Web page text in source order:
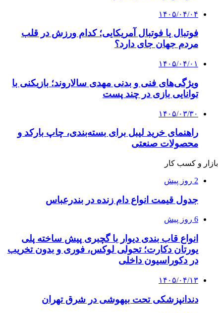
۱۴۰۵/۰۴/۰۴
فوتبال یا فوتبال آمریکایی؛ کدام ورزش در قلب
مردم جهان جای دارد؟
۱۴۰۵/۰۴/۰۱
ویژگی‌های فنی و بدنی مهدی سالاروند؛ بازیکنی با
توانایی بازی در چند پست
۱۴۰۵/۰۳/۳۰
راهنمای خرید لیبل برای بسته‌بندی، چاپ بارکد و
محصولات صنعتی
بازار و کسب کار
2 روز پیش
جدول قیمت انواع دام زنده در بندرعباس
6 روز پیش
انواع قاب بندی دیوار با گچبری پیش ساخته پلی
یورتان دکارت؛ تحولی لوکس، فوری و بدون تخریب
در دکوراسیون داخلی
۱۴۰۵/۰۴/۱۳
دندانپزشکی تحت بیهوشی در شرق تهران